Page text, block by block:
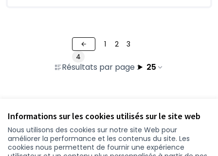
Informations sur les cookies utilisés sur le site web
Nous utilisons des cookies sur notre site Web pour
améliorer la performance et les contenus du site. Les
cookies nous permettent de fournir une expérience
Résultats par page : 25
1 2
3
4
Conditions d'utilisation
Paramètres des cookies